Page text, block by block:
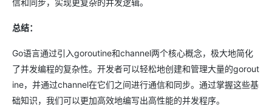
信和同步，实现更复杂的并发逻辑。
总结：
Go语言通过引入goroutine和channel两个核心概念，极大地简化
了并发编程的复杂性。开发者可以轻松地创建和管理大量的gorout
ine，并通过channel在它们之间进行通信和同步。通过掌握这些基
础知识，我们可以更加高效地编写出高性能的并发程序。